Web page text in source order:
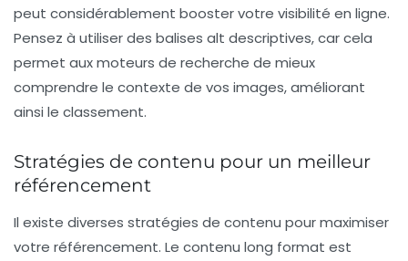
peut considérablement booster votre visibilité en ligne.
Pensez à utiliser des balises alt descriptives, car cela
permet aux moteurs de recherche de mieux
comprendre le contexte de vos images, améliorant
ainsi le classement.
Stratégies de contenu pour un meilleur
référencement
Il existe diverses stratégies de contenu pour maximiser
votre référencement. Le contenu long format est